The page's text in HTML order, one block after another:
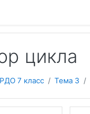
цикла
7 класс Тема 3